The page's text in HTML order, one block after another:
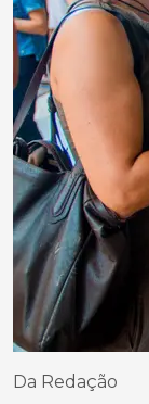
Da Redação